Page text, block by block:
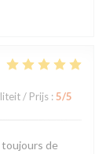
/ Prijs : 5/5
de